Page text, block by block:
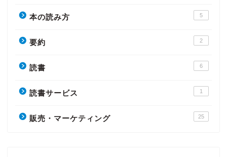
本の読み方 5
要約 2
読書 6
読書サービス 1
販売・マーケティング 25